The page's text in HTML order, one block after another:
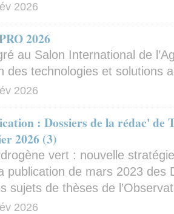
2026
2026
au Salon International de
des technologies et solutions
2026
: Dossiers de la rédac' de
2026 (3)
vert : nouvelle
publication de mars 2023 des
sujets de thèses de
2026